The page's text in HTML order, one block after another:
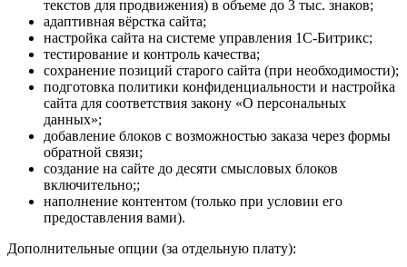
текстов для продвижения) в объеме до 3 тыс. знаков;
адаптивная вёрстка сайта;
настройка сайта на системе управления 1С-Битрикс;
тестирование и контроль качества;
сохранение позиций старого сайта (при необходимости);
подготовка политики конфиденциальности и настройка
сайта для соответствия закону «О персональных
данных»;
добавление блоков с возможностью заказа через формы
обратной связи;
создание на сайте до десяти смысловых блоков
включительно;;
наполнение контентом (только при условии его
предоставления вами).
Дополнительные опции (за отдельную плату):